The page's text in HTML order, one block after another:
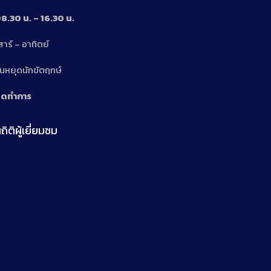
น. – 16.30 น.
าร์ – อาทิตย์
หยุดนักขัตฤกษ์
ทำการ
ติผู้เยี่ยมชม